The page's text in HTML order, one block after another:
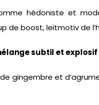
hédoniste et
de boost, leitmotiv de
subtil et
gingembre et